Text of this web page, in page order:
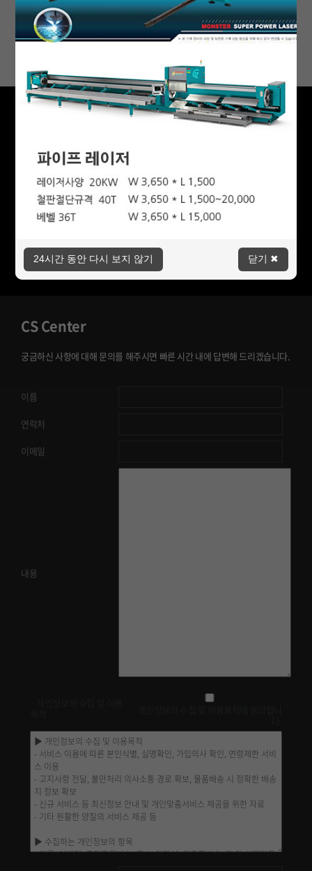
미성산업의 새로운 소식을 전해드립니다.
CS Center
궁금하신 사항에 대해 문의를 해주시면 빠른 시간 내에 답변해 드리겠습니다.
이름
연락처
이메일
내용
24시간 동안 다시 보지 않기 닫기 ✖